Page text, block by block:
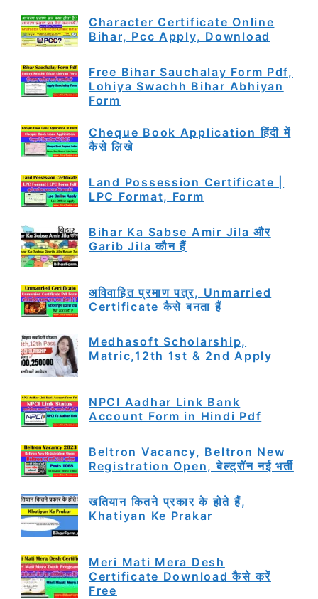
Character Certificate Online
Bihar, Pcc Apply, Download
Free Bihar Sauchalay Form Pdf,
Lohiya Swachh Bihar Abhiyan
Form
Cheque Book Application हिंदी में
कैसे लिखे
Land Possession Certificate |
LPC Format, Form
Bihar Ka Sabse Amir Jila और
Garib Jila कौन हैं
अविवाहित प्रमाण पत्र, Unmarried
Certificate कैसे बनता हैं
Medhasoft Scholarship,
Matric,12th 1st & 2nd Apply
NPCI Aadhar Link Bank
Account Form in Hindi Pdf
Beltron Vacancy, Beltron New
Registration Open, बेल्ट्रॉन नई भर्ती
खतियान कितने प्रकार के होते हैं,
Khatiyan Ke Prakar
Meri Mati Mera Desh
Certificate Download कैसे करें
Free